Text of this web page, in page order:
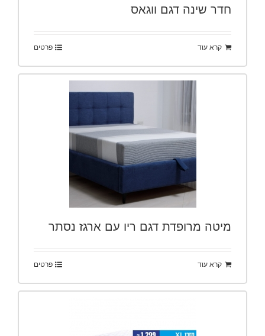
חדר שינה דגם ווגאס
קרא עוד פרטים
מיטה מרופדת דגם ריו עם ארגז נסתר
קרא עוד פרטים